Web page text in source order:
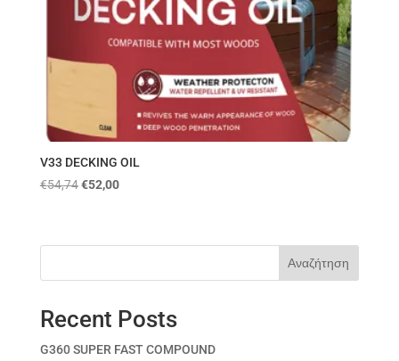
V33 DECKING OIL
€54,74 €52,00
Αναζήτηση
Recent Posts
G360 SUPER FAST COMPOUND